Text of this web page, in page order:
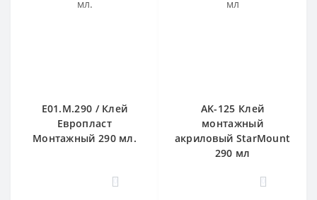
E01.M.290 / Клей
Европласт
Монтажный 290 мл.
0
AK-125 Клей
монтажный
акриловый StarMount
290 мл
0